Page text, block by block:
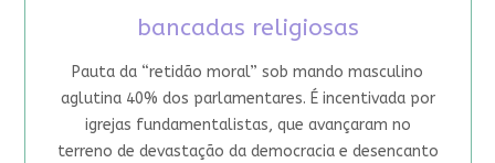
bancadas religiosas
Pauta da “retidão moral” sob mando masculino
aglutina 40% dos parlamentares. É incentivada por
igrejas fundamentalistas, que avançaram no
terreno de devastação da democracia e desencanto